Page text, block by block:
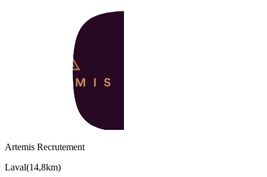
Artemis Recrutement
Laval(14,8km)